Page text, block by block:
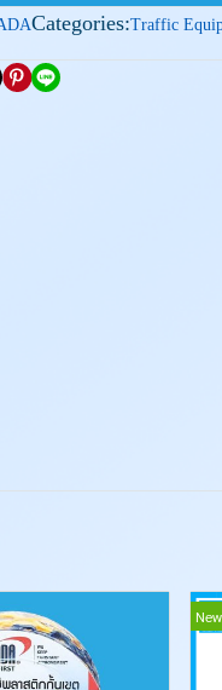
Categories:Traffic